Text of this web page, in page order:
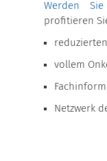
Werden Sie
profitieren
vollem
Netzwerk